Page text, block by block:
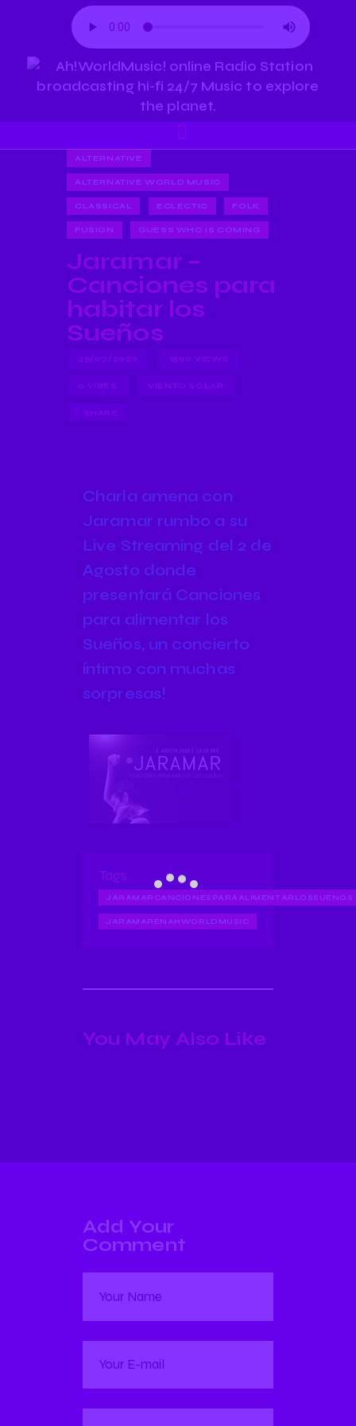
ALTERNATIVE
ALTERNATIVE WORLD MUSIC
CLASSICAL ECLECTIC FOLK
FUSION GUESS WHO IS COMING
Jaramar –
Canciones para
habitar los
Sueños
25/07/2020 1590 VIEWS
0 VIBES VIENTO SOLAR
SHARE
Charla amena con
Jaramar rumbo a su
Live Streaming del 2 de
Agosto donde
presentará Canciones
para alimentar los
Sueños, un concierto
íntimo con muchas
sorpresas!
Tags:
JARAMARCANCIONESPARAALIMENTARLOSSUENOS
JARAMARENAHWORLDMUSIC
You May Also Like
Add Your
Comment